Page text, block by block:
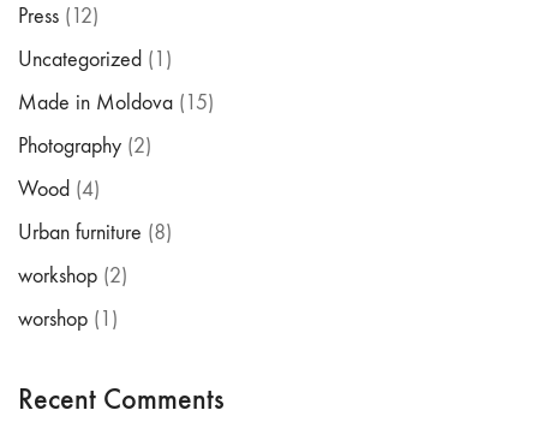
Press (12)
Uncategorized (1)
Made in Moldova (15)
Photography (2)
Wood (4)
Urban furniture (8)
workshop (2)
worshop (1)
Recent Comments